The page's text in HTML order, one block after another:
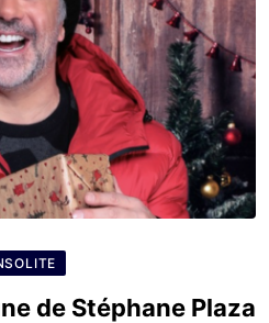
de Stéphane Plaza